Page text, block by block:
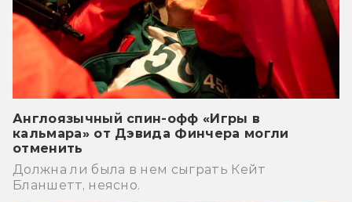
Англоязычный спин-офф «Игры в
кальмара» от Дэвида Финчера могли
отменить
Должна ли была в нем сыграть Кейт
Бланшетт, неясно.